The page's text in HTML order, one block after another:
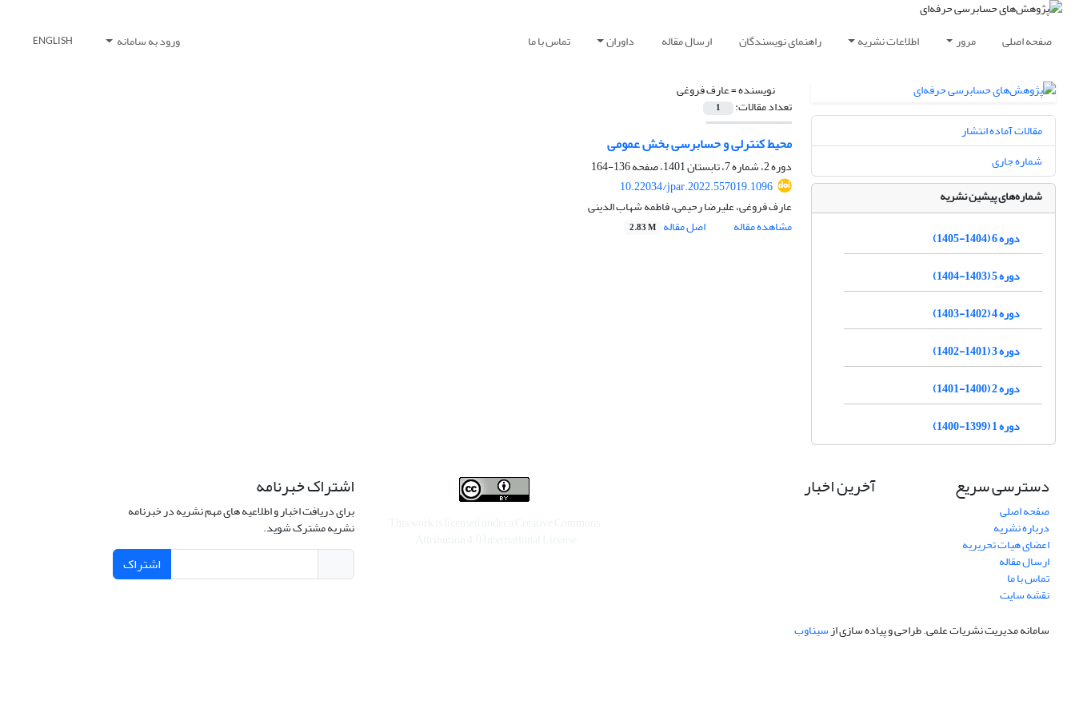
صفحه اصلی مرور اطلاعات نشریه راهنمای نویسندگان ارسال مقاله داوران تماس با ما ورود به سامانه ENGLISH
نویسنده =عارف فروغی
تعداد مقالات: 1
محیط کنترلی و حسابرسی بخش عمومی
دوره 2، شماره 7، تابستان 1401، صفحه
136-164
10.22034/jpar.2022.557019.1096
عارف فروغی، علیرضا رحیمی، فاطمه شهاب الدینی
مشاهده مقاله
اصل مقاله 2.83 M
مقالات آماده انتشار
شماره جاری
شماره‌های پیشین نشریه
دوره 6 (1404-1405)
دوره 5 (1403-1404)
دوره 4 (1402-1403)
دوره 3 (1401-1402)
دوره 2 (1400-1401)
دوره 1 (1399-1400)
دسترسی سریع
صفحه اصلی
درباره نشریه
اعضای هیات تحریریه
ارسال مقاله
تماس با ما
نقشه سایت
آخرین اخبار اشتراک خبرنامه
برای دریافت اخبار و اطلاعیه های مهم نشریه در خبرنامه
نشریه مشترک شوید.
اشتراک
سامانه مدیریت نشریات علمی.طراحی و پیاده سازی ازسیناوب